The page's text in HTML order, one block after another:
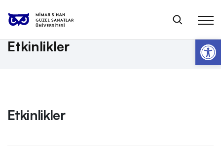
Anasayfa
Etkinlikler
Anaia’da Bizans’ın Ünlü Kadınlarından Masallar
Etkinlikler
Etkinlikler